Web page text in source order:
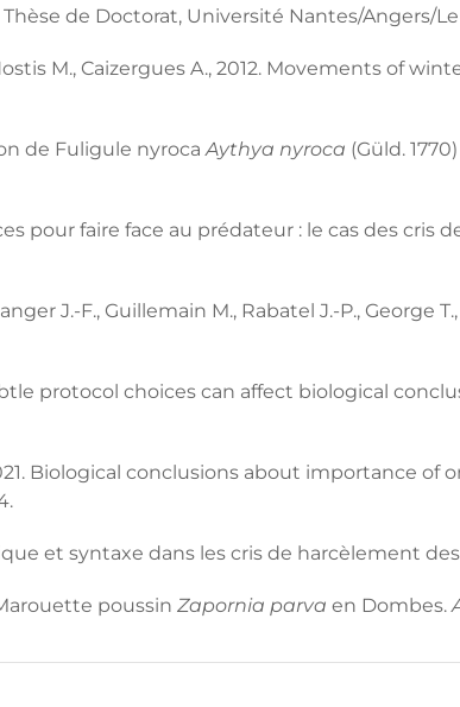
de Doctorat, Université Nantes/Angers/Le
M., Caizergues A., 2012. Movements of
de Fuligule nyrocaAythya nyroca (Güld.
pour faire face au prédateur : le cas des cris
J.-F., Guillemain M., Rabatel J.-P.,
protocol choices can affect biological
Biological conclusions about importance
et syntaxe dans les cris de harcèlement
poussin Zapornia parva en Dombes.